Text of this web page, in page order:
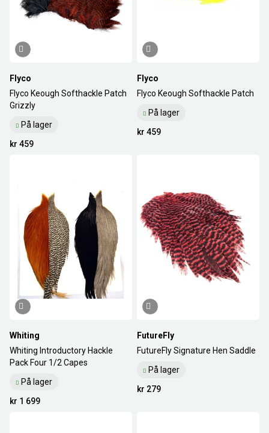
Flyco
Flyco Keough Softhackle Patch
Grizzly
På lager
kr 459
Flyco
Flyco Keough Softhackle Patch
På lager
kr 459
Whiting
Whiting Introductory Hackle
Pack Four 1/2 Capes
På lager
kr 1 699
FutureFly
FutureFly Signature Hen Saddle
På lager
kr 279